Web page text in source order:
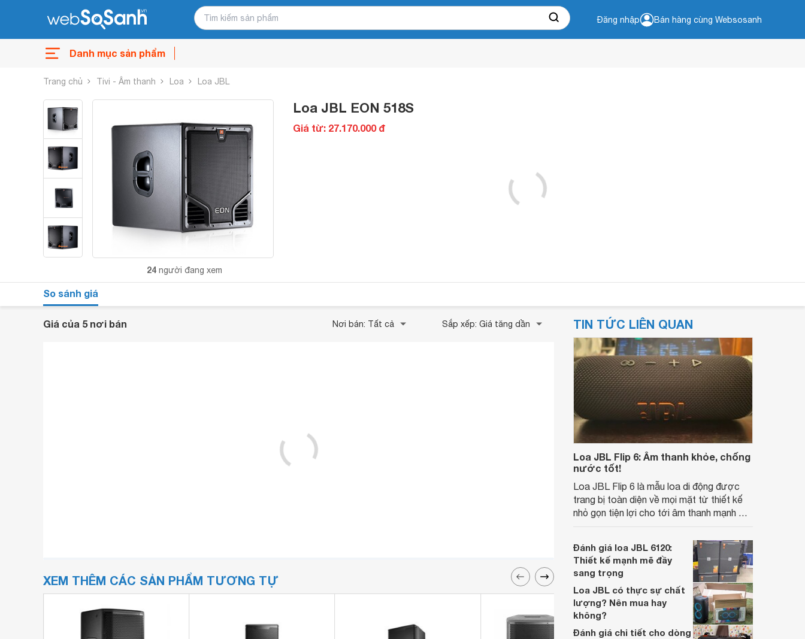
Đăng nhập Bán hàng cùng Websosanh
Danh mục sản phẩm
Trang chủ Tivi - Âm thanh Loa Loa JBL
24 người đang xem
Loa JBL EON 518S
Giá từ: 27.170.000 đ
So sánh giá
Giá của 5 nơi bán Nơi bán: Tất cả Sắp xếp: Giá tăng dần
XEM THÊM CÁC SẢN PHẨM TƯƠNG TỰ
TIN TỨC LIÊN QUAN
Loa JBL Flip 6: Âm thanh khỏe, chống
nước tốt!
Loa JBL Flip 6 là mẫu loa di động được
trang bị toàn diện về mọi mặt từ thiết kế
nhỏ gọn tiện lợi cho tới âm thanh mạnh mẽ
Sản phẩm là mẫu loa mà bạn không thể bỏ
qua!
Đánh giá loa JBL 6120:
Thiết kế mạnh mẽ đầy
sang trọng
Loa JBL có thực sự chất
lượng? Nên mua hay
không?
Đánh giá chi tiết cho dòng